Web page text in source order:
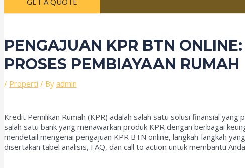
PENGAJUAN KPR BTN
PROSES PEMBIAYAAN RUMAH
/ Properti / By admin
Kredit Pemilikan Rumah (KPR) adalah salah satu solusi finansial
salah satu bank yang menawarkan produk KPR dengan berbagai
mendetail mengenai pengajuan KPR BTN online, langkah-langkah
disertakan tabel analisis, FAQ, dan call to action untuk membantu